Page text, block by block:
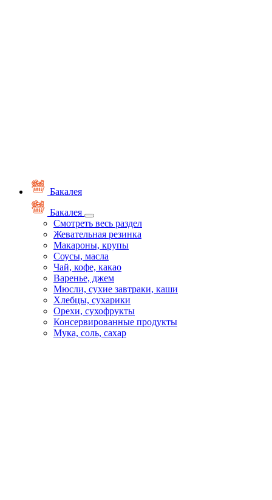
Бакалея
Бакалея
Смотреть весь раздел
Жевательная резинка
Макароны, крупы
Соусы, масла
Чай, кофе, какао
Варенье, джем
Мюсли, сухие завтраки, каши
Хлебцы, сухарики
Орехи, сухофрукты
Консервированные продукты
Мука, соль, сахар